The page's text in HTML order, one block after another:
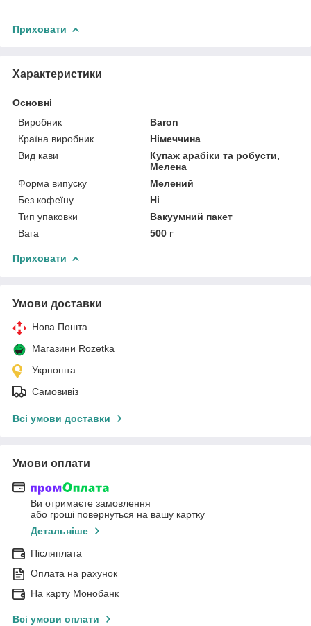
Приховати
Характеристики
Основні
Виробник
Baron
Країна виробник
Німеччина
Вид кави
Купаж арабіки та робусти,
Мелена
Форма випуску
Мелений
Без кофеїну
Ні
Тип упаковки
Вакуумний пакет
Вага
500 г
Приховати
Умови доставки
Нова Пошта
Магазини Rozetka
Укрпошта
Самовивіз
Всі умови доставки
Умови оплати
Ви отримаєте замовлення
або гроші повернуться на вашу картку
Детальніше
Післяплата
Оплата на рахунок
На карту Монобанк
Всі умови оплати